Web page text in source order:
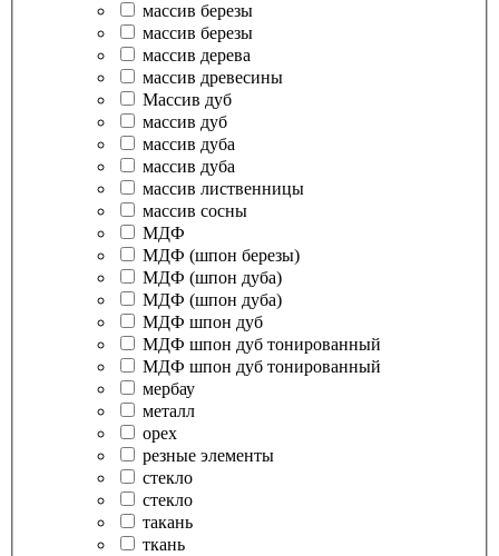
массив березы
массив березы
массив дерева
массив древесины
Массив дуб
массив дуб
массив дуба
массив дуба
массив лиственницы
массив сосны
МДФ
МДФ (шпон березы)
МДФ (шпон дуба)
МДФ (шпон дуба)
МДФ шпон дуб
МДФ шпон дуб тонированный
МДФ шпон дуб тонированный
мербау
металл
орех
резные элементы
стекло
стекло
такань
ткань